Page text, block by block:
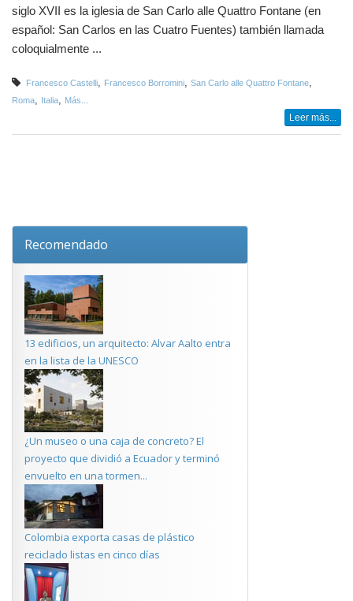
siglo XVII es la iglesia de San Carlo alle Quattro Fontane (en
español: San Carlos en las Cuatro Fuentes) también llamada
coloquialmente ...
Francesco Castelli, Francesco Borromini, San Carlo alle Quattro Fontane,
Roma, Italia, Más...
Leer más...
Recomendado
13 edificios, un arquitecto: Alvar Aalto entra
en la lista de la UNESCO
¿Un museo o una caja de concreto? El
proyecto que dividió a Ecuador y terminó
envuelto en una tormen...
Colombia exporta casas de plástico
reciclado listas en cinco días